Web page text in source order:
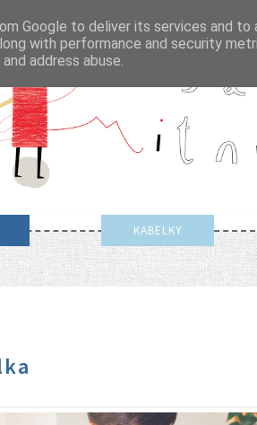
KABELKY
Google to deliver its services and to
with performance and security
address abuse.